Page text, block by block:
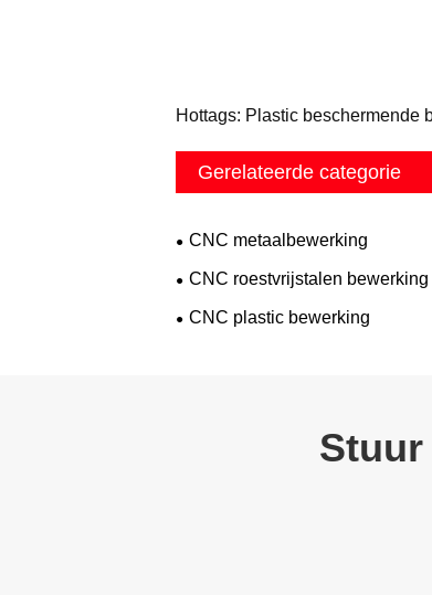
Hottags: Plastic beschermende
Gerelateerde categorie
CNC metaalbewerking
CNC roestvrijstalen bewerking
CNC plastic bewerking